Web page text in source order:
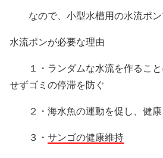
なので、小型水槽用の水流ポン
水流ポンが必要な理由
１・ランダムな水流を作ること
せずゴミの停滞を防ぐ
２・海水魚の運動を促し、健康
３・ サンゴの健康維持